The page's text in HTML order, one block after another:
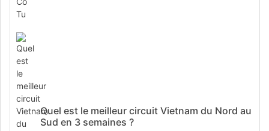
Quel est le meilleur circuit Vietnam du Nord au
Sud en 3 semaines ?